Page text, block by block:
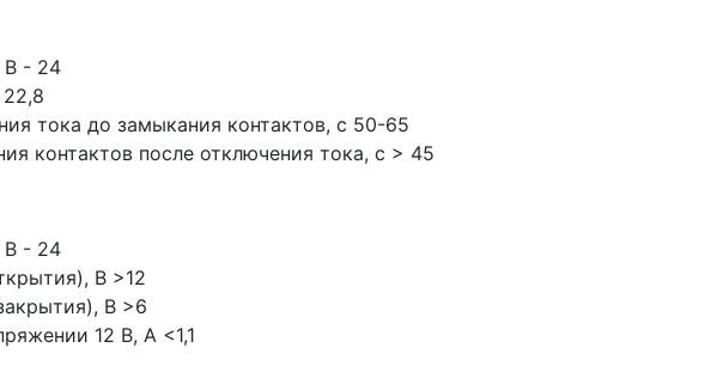
В - 24
тока до замыкания контактов, с 50-65
контактов после отключения тока, с > 45
В - 24
В >12
В >6
12 В, А <1,1